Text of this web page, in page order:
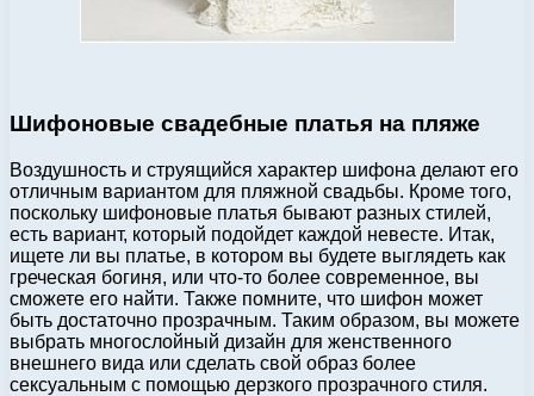
Шифоновые свадебные платья на пляже
Воздушность и струящийся характер шифона делают его
отличным вариантом для пляжной свадьбы. Кроме того,
поскольку шифоновые платья бывают разных стилей,
есть вариант, который подойдет каждой невесте. Итак,
ищете ли вы платье, в котором вы будете выглядеть как
греческая богиня, или что-то более современное, вы
сможете его найти. Также помните, что шифон может
быть достаточно прозрачным. Таким образом, вы можете
выбрать многослойный дизайн для женственного
внешнего вида или сделать свой образ более
сексуальным с помощью дерзкого прозрачного стиля.